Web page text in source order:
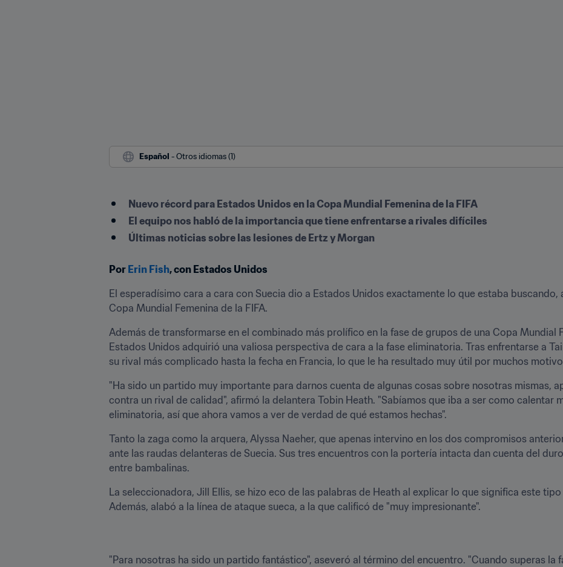
Español - Otros idiomas (1)
Nuevo récord para Estados Unidos en la Copa Mundial Femenina de la FIFA
El equipo nos habló de la importancia que tiene enfrentarse a rivales difíciles
Últimas noticias sobre las lesiones de Ertz y Morgan
Por Erin Fish, con Estados Unidos
El esperadísimo cara a cara con Suecia dio a Estados Unidos exactamente lo que estaba
Copa Mundial Femenina de la FIFA.
Además de transformarse en el combinado más prolífico en la fase de grupos de una Copa Mundial
Estados Unidos adquirió una valiosa perspectiva de cara a la fase eliminatoria. Tras enfrentarse a
su rival más complicado hasta la fecha en Francia, lo que le ha resultado muy útil por muchos
"Ha sido un partido muy importante para darnos cuenta de algunas cosas sobre nosotras mismas,
contra un rival de calidad", afirmó la delantera Tobin Heath. "Sabíamos que iba a ser como calentar
eliminatoria, así que ahora vamos a ver de verdad de qué estamos hechas".
Tanto la zaga como la arquera, Alyssa Naeher, que apenas intervino en los dos compromisos
ante las raudas delanteras de Suecia. Sus tres encuentros con la portería intacta dan cuenta del
entre bambalinas.
La seleccionadora, Jill Ellis, se hizo eco de las palabras de Heath al explicar lo que significa este
Además, alabó a la línea de ataque sueca, a la que calificó de "muy impresionante".
"Para nosotras ha sido un partido fantástico", aseveró al término del encuentro. "Cuando superas la